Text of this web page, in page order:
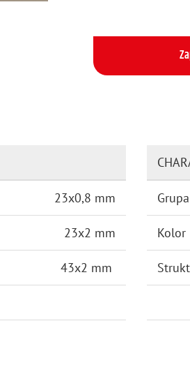
23x0,8 mm
23x2 mm
43x2 mm
Kolor